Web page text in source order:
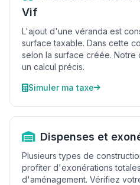
Vif
L'ajout d'une véranda est
surface taxable. Dans cette
selon la surface créée. Notre
un calcul précis.
Simuler ma taxe
Dispenses et
Plusieurs types de
profiter d'exonérations
d'aménagement. Vérifiez